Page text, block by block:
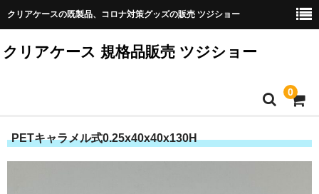
クリアケースの既製品、コロナ対策グッズの販売 ツジショー
クリアケース 規格品販売 ツジショー
0
ホーム
PETキャラメル式0.25x40x40x130H